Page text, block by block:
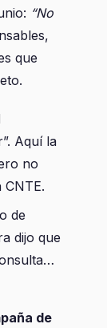
“No
que
Aquí la
no
de
dijo que
de